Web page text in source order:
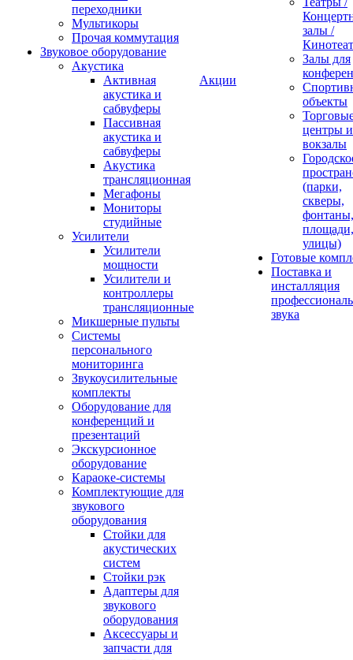
переходники
Мультикоры
Прочая коммутация
Звуковое оборудование
Акустика
Активная
акустика и
сабвуферы
Пассивная
акустика и
сабвуферы
Акустика
трансляционная
Мегафоны
Мониторы
студийные
Усилители
Усилители
мощности
Усилители и
контроллеры
трансляционные
Микшерные пульты
Системы
персонального
мониторинга
Звукоусилительные
комплекты
Оборудование для
конференций и
презентаций
Экскурсионное
оборудование
Караоке-системы
Комплектующие для
звукового
оборудования
Стойки для
акустических
систем
Стойки рэк
Адаптеры для
звукового
оборудования
Аксессуары и
запчасти для
Акции
залы /
Залы для
объекты
центры и
вокзалы
(парки,
скверы,
фонтаны,
площади,
улицы)
Готовые
Поставка и
инсталляция
звука